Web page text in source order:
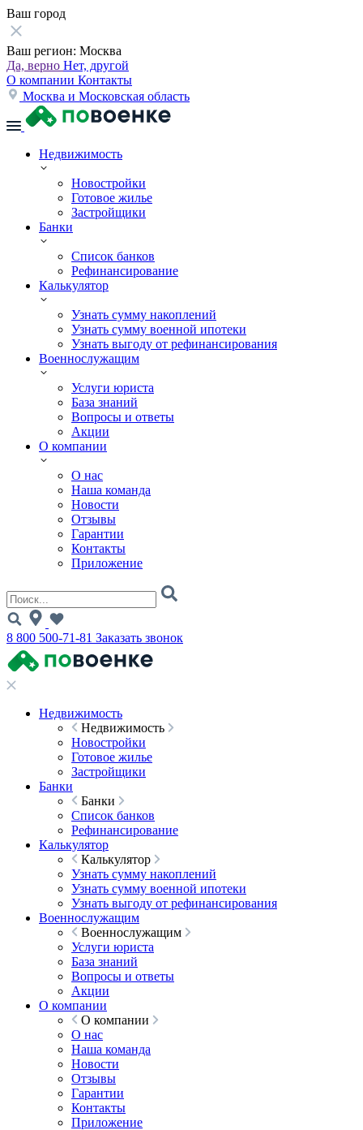
Ваш город
Ваш регион: Москва
Да, верно Нет, другой
О компании Контакты
Москва и Московская область
Недвижимость
Новостройки
Готовое жилье
Застройщики
Банки
Список банков
Рефинансирование
Калькулятор
Узнать сумму накоплений
Узнать сумму военной ипотеки
Узнать выгоду от рефинансирования
Военнослужащим
Услуги юриста
База знаний
Вопросы и ответы
Акции
О компании
О нас
Наша команда
Новости
Отзывы
Гарантии
Контакты
Приложение
8 800 500-71-81 Заказать звонок
Недвижимость
Недвижимость
Новостройки
Готовое жилье
Застройщики
Банки
Банки
Список банков
Рефинансирование
Калькулятор
Калькулятор
Узнать сумму накоплений
Узнать сумму военной ипотеки
Узнать выгоду от рефинансирования
Военнослужащим
Военнослужащим
Услуги юриста
База знаний
Вопросы и ответы
Акции
О компании
О компании
О нас
Наша команда
Новости
Отзывы
Гарантии
Контакты
Приложение